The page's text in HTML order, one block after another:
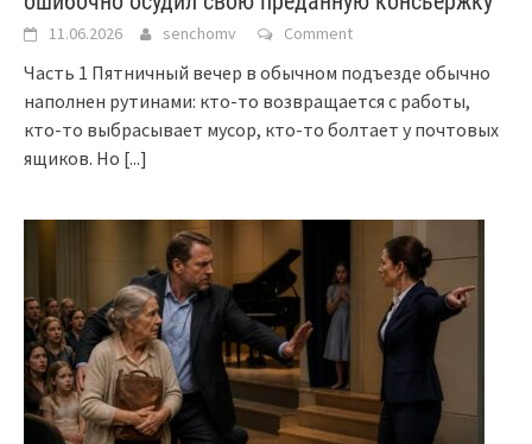
11.06.2026 senchomv Comment
Часть 1 Пятничный вечер в обычном подъезде обычно
наполнен рутинами: кто-то возвращается с работы,
кто-то выбрасывает мусор, кто-то болтает у почтовых
ящиков. Но [...]